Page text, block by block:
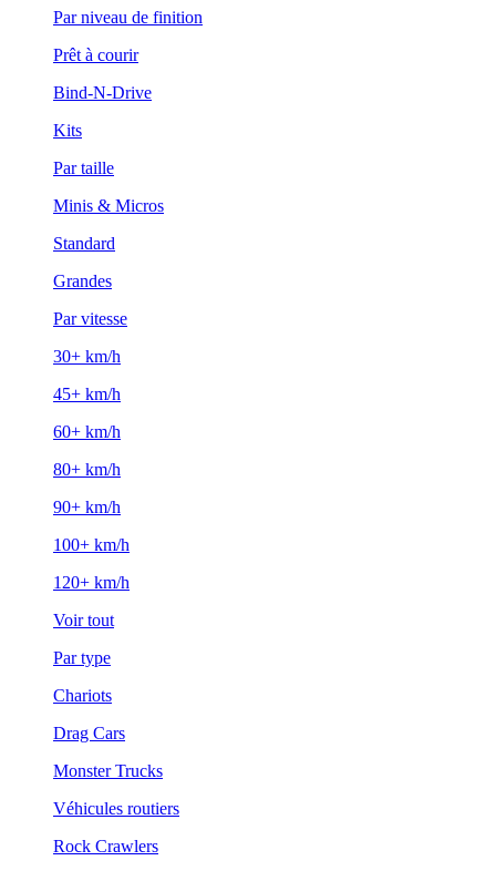
Par niveau de finition
Prêt à courir
Bind-N-Drive
Kits
Par taille
Minis & Micros
Standard
Grandes
Par vitesse
30+ km/h
45+ km/h
60+ km/h
80+ km/h
90+ km/h
100+ km/h
120+ km/h
Voir tout
Par type
Chariots
Drag Cars
Monster Trucks
Véhicules routiers
Rock Crawlers